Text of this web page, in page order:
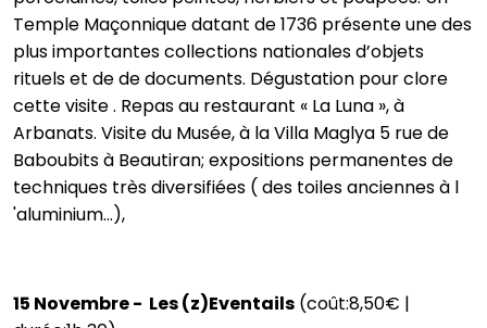
Temple Maçonnique datant de 1736 présente une des
plus importantes collections nationales d’objets
rituels et de de documents. Dégustation pour clore
cette visite . Repas au restaurant « La Luna », à
Arbanats. Visite du Musée, à la Villa Maglya 5 rue de
Baboubits à Beautiran; expositions permanentes de
techniques très diversifiées ( des toiles anciennes à l
'aluminium...),
15 Novembre - Les (z)Eventails (coût:8,50€ |